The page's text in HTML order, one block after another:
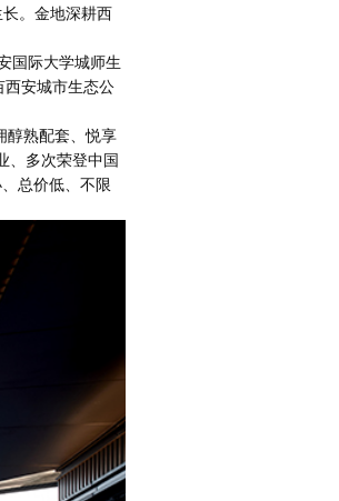
。金地深耕西
国际大学城师生
西安城市生态公
醇熟配套、悦享
、多次荣登中国
总价低、不限